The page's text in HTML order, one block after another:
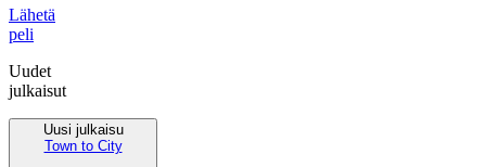
Lähetä
peli
Uudet
julkaisut
Uusi julkaisu
Town to City